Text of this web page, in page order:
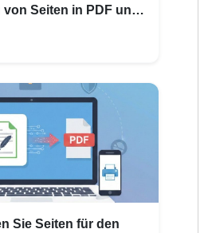
Seiten in PDF und
Sie Seiten für den